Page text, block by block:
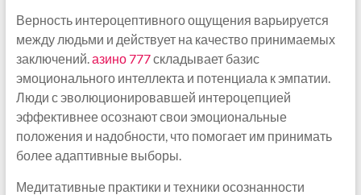
Верность интероцептивного ощущения варьируется
между людьми и действует на качество принимаемых
заключений.азино 777складывает базис
эмоционального интеллекта и потенциала к эмпатии.
Люди с эволюционировавшей интероцепцией
эффективнее осознают свои эмоциональные
положения и надобности, что помогает им принимать
более адаптивные выборы.
Медитативные практики и техники осознанности